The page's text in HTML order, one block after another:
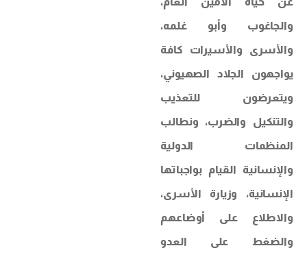
والجاغوب وأبو غلمه،
والأسرى والأسيرات كافة
يواجهون الجلاد الصهيوني،
ويتعرضون للتعذيب
والتنكيل والضرب، ونطالب
المنظمات الدولية
والإنسانية القيام بواجباتها
الإنسانية، وزيارة الأسرى،
والاطلاع على أوضاعهم
والضغط على العدو